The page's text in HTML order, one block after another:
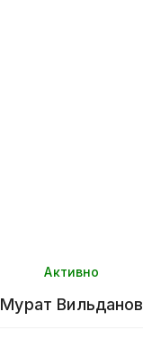
Активно
Мурат Вильданов